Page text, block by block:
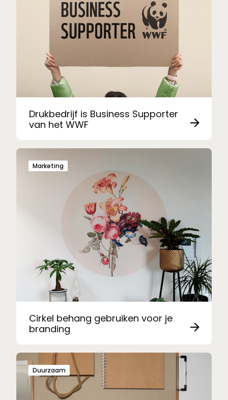
Drukbedrijf is Business Supporter
van het WWF
Cirkel behang gebruiken voor je
branding
Marketing
Duurzaam